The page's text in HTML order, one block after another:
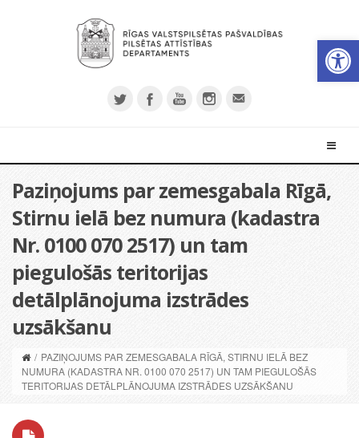
Paziņojums par zemesgabala Rīgā,
Stirnu ielā bez numura (kadastra
Nr. 0100 070 2517) un tam
piegulošās teritorijas
detālplānojuma izstrādes
uzsākšanu
/ PAZIŅOJUMS PAR ZEMESGABALA RĪGĀ, STIRNU IELĀ BEZ
NUMURA (KADASTRA NR. 0100 070 2517) UN TAM PIEGULOŠĀS
TERITORIJAS DETĀLPLĀNOJUMA IZSTRĀDES UZSĀKŠANU